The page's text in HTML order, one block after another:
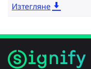
Изтегляне